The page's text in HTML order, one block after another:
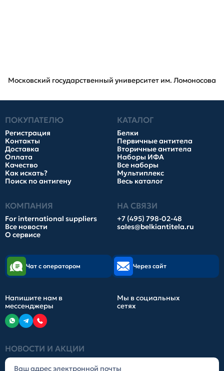
Московский государственный университет им. Ломоносова
ПОКУПАТЕЛЮ
Регистрация
Контакты
Доставка
Оплата
Качество
Как искать?
Поиск по антигену
КАТАЛОГ
Белки
Первичные антитела
Вторичные антитела
Наборы ИФА
Все наборы
Мультиплекс
Весь каталог
КОМПАНИЯ
For international suppliers
Все новости
О сервисе
НА СВЯЗИ
+7 (495) 798-02-48
sales@belkiantitela.ru
НОВОСТИ И АКЦИИ
Чат с оператором Через сайт
Напишите нам в
мессенджеры
Мы в социальных
сетях